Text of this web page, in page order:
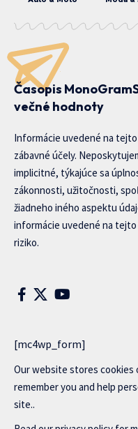
Časopis
večné hodnoty
Informácie uvedené na
zábavné účely.
implicitné, týkajúce sa
zákonnosti, užitočnosti,
žiadneho iného aspektu
informácie uvedené na
riziko.
[mc4wp_form]
Our website stores cookies
remember you and help
site..